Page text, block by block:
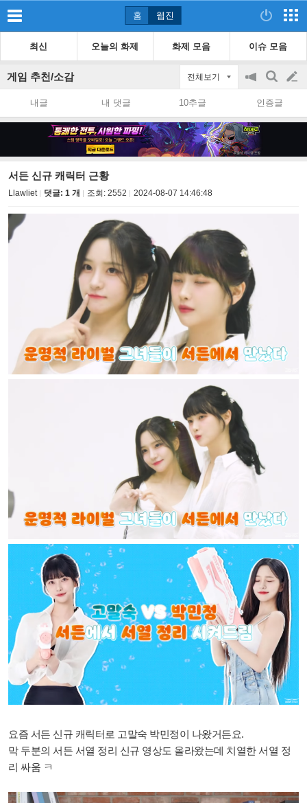
홈 웹진
최신 오늘의 화제 화제 모음 이슈 모음
게임 추천/소감 전체보기
공
on/off
검
색
글
쓰
내글 내 댓글 10추글 인증글
서든 신규 캐릭터 근황
Llawliet 댓글: 1 개 조회: 2552 2024-08-07 14:46:48
요즘 서든 신규 캐릭터로 고말숙 박민정이 나왔거든요.
막 두분의 서든 서열 정리 신규 영상도 올라왔는데 치열한 서열 정
리 싸움 ㅋ